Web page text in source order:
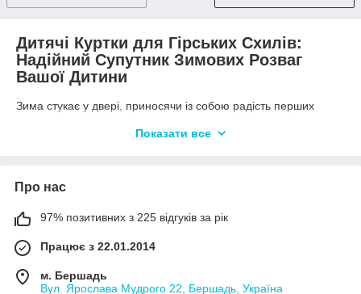
Дитячі Куртки для Гірських Схилів:
Надійний Супутник Зимових Розваг
Вашої Дитини
Зима стукає у двері, приносячи із собою радість перших
маленьких любителів лиж і сноуборду цей сезон – справжнє
важливо подбати про правильне екіпірування. Одним із
головних його елементів є дитячі куртки для катання на горах
– річ, яка поєднує в собі стиль, функціональність і надійний
захист. У нашому онлайн-магазині ви знайдете широкий
асортимент таких курток, які створені з урахуванням потреб
юних спортсменів і відповідають найвищим стандартам
якості.
Показати все
Про нас
97% позитивних з 225 відгуків за рік
Працює з 22.01.2014
м. Бершадь
Вул. Ярослава Мудрого 22, Бершадь, Україна